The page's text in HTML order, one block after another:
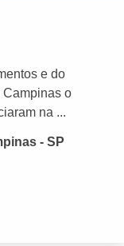
e do
Campinas o
na ...
- SP